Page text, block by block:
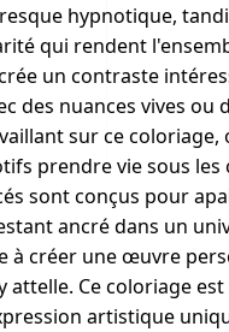
hypnotique,
qui rendent
un contraste
des nuances vives ou
sur ce
prendre vie sous les
sont conçus pour
ancré dans un
à créer une œuvre
Ce coloriage
artistique